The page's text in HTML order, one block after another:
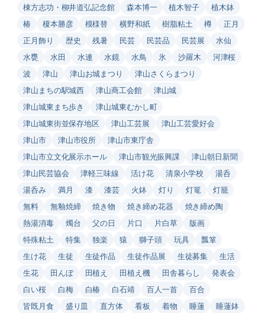
棟方志功・柳井道弘記念館
森本博一 植木智子
植木鉢
椿
榎本勝彦 模様替 横野和紙 樹脂粘土 樽
正月
正月飾り
歴史 残暑 民芸 民芸品 民芸展
水仙
水甕
水田 水連 水鏡 水鳥 氷 沙羅木
河津桜
波
津山 津山お城まつり
津山さくらまつり
津山まちの駅城西
津山商工会館
津山城
津山城東まち歩き
津山城東むかし町
津山城東街並保存地区
津山工芸展
津山工芸愛好会
津山市
津山市役所
津山市東庁舎
津山市立文化展示ホール
津山市観光振興課
津山朝日新聞
津山民芸協会
津軽三味線 活け花 清泉小学校
湯呑
湯呑み
満月 漆 漆芸 火鉢 灯り 灯篭
灯籠
無料
無釉焼締 焼き物 焼き締め花器
焼き締め陶
熱湯消毒
燭台 父の日 片口 片白草
版画
特殊粘土
特集 独楽 猿 獅子頭 玩具
瓢箪
生け花
生徒 生徒作品 生徒作品展 生徒募集
生活
生花
田んぼ 田植え 田植え機 田舎暮らし
発表会
白い桜
白梅 白椿 白石靖 百人一首
百合
皆既月食
盛り皿 直方体 看板 着物 睡蓮
睡蓮鉢